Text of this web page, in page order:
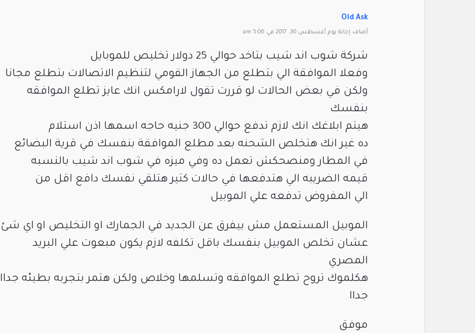
Old Ask
‫أضاف ‫‫إجابة يوم أغسطس 30, 2017 في 5:06 am
شركة شوب اند شيب بتاخد حوالي 25 دولار تخليص للموبايل
وفعلا الموافقة الي بتطلع من الجهاز القومي لتنظيم الاتصالات بتطلع مجانا
ولكن في بعض الحالات لو قررت تقول لارامكس انك عايز تطلع الموافقه
بنفسك
هيتم ابلاغك انك لازم تدفع حوالي 300 جنيه حاجه اسمها اذن استلام
ده غير انك هتخلص الشحنه بعد مطلع الموافقة بنفسك في قرية البضائع
في المطار ومنصحكش تعمل ده وفي ميزه في شوب اند شيب بالنسبه
قيمه الضريبه الي هتدفعها في حالات كتير هتلقي نفسك دافع اقل من
الي المفروض تدفعه علي الموبيل
الموبيل المستعمل مش بيفرق عن الجديد في الجمارك او التخليص او اي شئ
عشان تخلص الموبيل بنفسك باقل تكلفه لازم يكون مبعوت علي البريد
المصري
هكلموك تروح تطلع الموافقه وتسلمها وخلاص ولكن هتمر بتجربه بطيئه جداا
جداا
موفق